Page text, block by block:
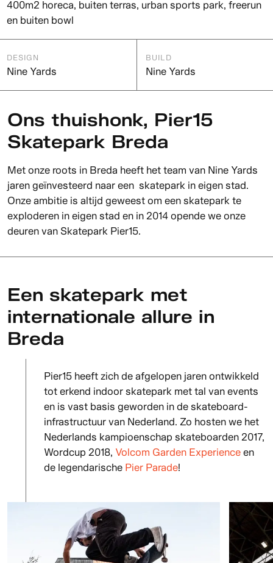
400m2 horeca, buiten terras, urban sports park, freerun
en buiten bowl
DESIGN
Nine Yards
BUILD
Nine Yards
Ons thuishonk, Pier15
Skatepark Breda
Met onze roots in Breda heeft het team van Nine Yards
jaren geïnvesteerd naar een skatepark in eigen stad.
Onze ambitie is altijd geweest om een skatepark te
exploderen in eigen stad en in 2014 opende we onze
deuren van Skatepark Pier15.
Een skatepark met
internationale allure in
Breda
Pier15 heeft zich de afgelopen jaren ontwikkeld
tot erkend indoor skatepark met tal van events
en is vast basis geworden in de skateboard-
infrastructuur van Nederland. Zo hosten we het
Nederlands kampioenschap skateboarden 2017,
Wordcup 2018, Volcom Garden Experienceen
de legendarische Pier Parade!